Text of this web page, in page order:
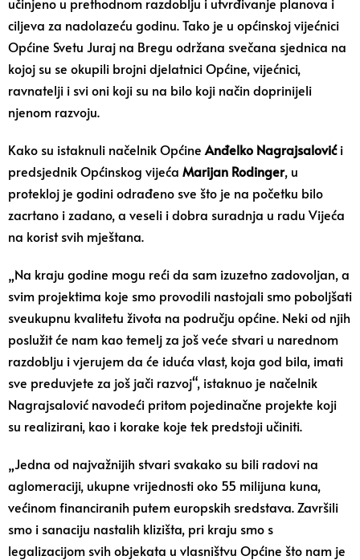
ciljeva za nadolazeću godinu. Tako je u općinskoj vijećnici
Općine Svetu Juraj na Bregu održana svečana sjednica na
kojoj su se okupili brojni djelatnici Općine, vijećnici,
ravnatelji i svi oni koji su na bilo koji način doprinijeli
njenom razvoju.
Kako su istaknuli načelnik Općine Anđelko Nagrajsalovići
predsjednik Općinskog vijeća Marijan Rodinger, u
protekloj je godini odrađeno sve što je na početku bilo
zacrtano i zadano, a veseli i dobra suradnja u radu Vijeća
na korist svih mještana.
„Na kraju godine mogu reći da sam izuzetno zadovoljan, a
svim projektima koje smo provodili nastojali smo poboljšati
sveukupnu kvalitetu života na području općine. Neki od njih
poslužit će nam kao temelj za još veće stvari u narednom
razdoblju i vjerujem da će iduća vlast, koja god bila, imati
sve preduvjete za još jači razvoj“, istaknuo je načelnik
Nagrajsalović navodeći pritom pojedinačne projekte koji
su realizirani, kao i korake koje tek predstoji učiniti.
„Jedna od najvažnijih stvari svakako su bili radovi na
aglomeraciji, ukupne vrijednosti oko 55 milijuna kuna,
većinom financiranih putem europskih sredstava. Završili
smo i sanaciju nastalih klizišta, pri kraju smo s
legalizacijom svih objekata u vlasništvu Općine što nam je